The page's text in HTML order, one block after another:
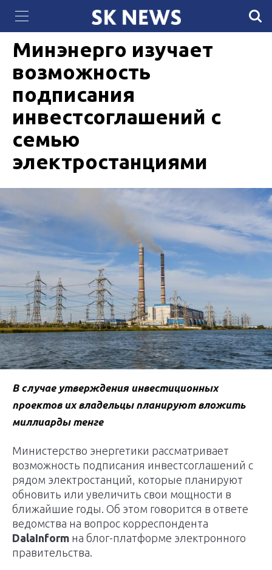
«Самұрық-Энерго» салып жатқан күн электр
станциясында фотоэлектрлік панельдер орнатыла
бастады
26 ЯНВАРЯ 2021, 09:40 2170
Минэнерго изучает
возможность
подписания
инвестсоглашений с
семью
электростанциями
В случае утверждения инвестиционных
проектов их владельцы планируют вложить
миллиарды тенге
Министерство энергетики рассматривает
возможность подписания инвестсоглашений с
рядом электростанций, которые планируют
обновить или увеличить свои мощности в
ближайшие годы. Об этом говорится в ответе
ведомства на вопрос корреспондента
DalaInform на блог-платформе электронного
правительства.